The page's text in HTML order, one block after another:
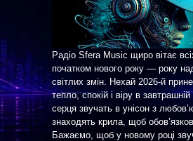
Радіо Sfera Music щиро вітає
початком нового року — року
світлих змін. Нехай 2026-й
тепло, спокій і віру в
серця звучать в унісон з
знаходять крила, щоб
Бажаємо, щоб у новому році